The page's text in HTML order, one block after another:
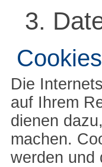
3.
Cookies
Die
auf Ihrem
dienen
machen.
werden und